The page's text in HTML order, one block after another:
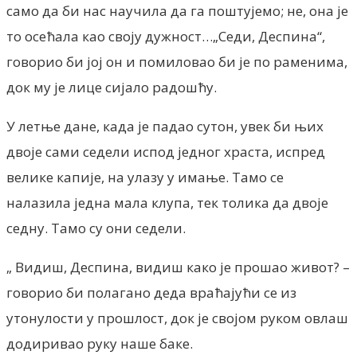
само да би нас научила да га поштујемо; не, она је
то осећала као своју дужност…„Седи, Деспина“,
говорио би јој он и помиловао би је по раменима,
док му је лице сијало радошћу.
У летње дане, када је падао сутон, увек би њих
двоје сами седели испод једног храста, испред
велике капије, на улазу у имање. Тамо се
налазила једна мала клупа, тек толика да двоје
седну. Тамо су они седели.
„ Видиш, Деспина, видиш како је прошао живот? –
говорио би полагано деда враћајући се из
утонулости у прошлост, док је својом руком овлаш
додиривао руку наше баке.